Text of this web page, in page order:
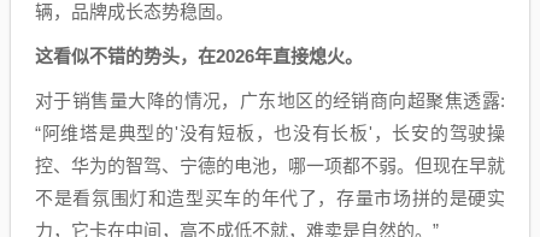
辆，品牌成长态势稳固。
这看似不错的势头，在2026年直接熄火。
对于销售量大降的情况，广东地区的经销商向超聚焦透露:
“阿维塔是典型的'没有短板，也没有长板'，长安的驾驶操
控、华为的智驾、宁德的电池，哪一项都不弱。但现在早就
不是看氛围灯和造型买车的年代了，存量市场拼的是硬实
力，它卡在中间，高不成低不就，难卖是自然的。”